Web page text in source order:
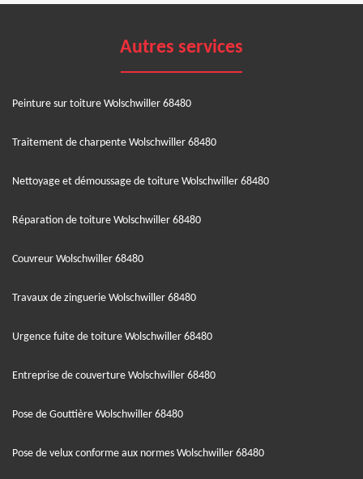
Autres services
Peinture sur toiture Wolschwiller 68480
Traitement de charpente Wolschwiller 68480
Nettoyage et démoussage de toiture Wolschwiller 68480
Réparation de toiture Wolschwiller 68480
Couvreur Wolschwiller 68480
Travaux de zinguerie Wolschwiller 68480
Urgence fuite de toiture Wolschwiller 68480
Entreprise de couverture Wolschwiller 68480
Pose de Gouttière Wolschwiller 68480
Pose de velux conforme aux normes Wolschwiller 68480